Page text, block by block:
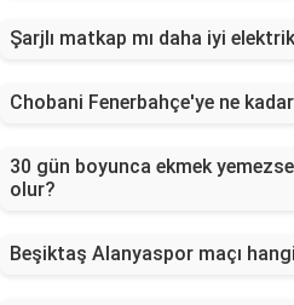
Şarjlı matkap mı daha iyi
Chobani Fenerbahçe'ye ne
30 gün boyunca ekmek
olur?
Beşiktaş Alanyaspor maçı